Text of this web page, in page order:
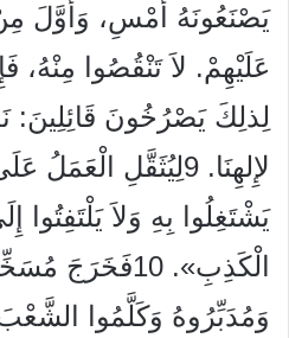
يَصْنَعُونَهُ أَمْسِ، وَأَوَّلَ
عَلَيْهِمْ. لاَ تَنْقُصُوا مِنْهُ،
لِذلِكَ يَصْرُخُونَ قَائِلِينَ:
لإِلهِنَا. 9لِيُثَقَّلِ
يَشْتَغِلُوا بِهِ وَلاَ يَلْتَفِتُوا
الْكَذِبِ».
وَمُدَبِّرُوهُ وَكَلَّمُوا